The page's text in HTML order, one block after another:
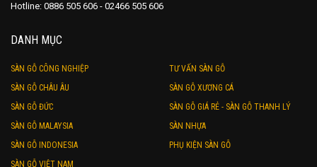
Hotline: 0886 505 606 - 02466 505 606
DANH MỤC
SÀN GỖ CÔNG NGHIỆP
SÀN GỖ CHÂU ÂU
SÀN GỖ ĐỨC
SÀN GỖ MALAYSIA
SÀN GỖ INDONESIA
SÀN GỖ VIỆT NAM
TƯ VẤN SÀN GỖ
SÀN GỖ XƯƠNG CÁ
SÀN GỖ GIÁ RẺ - SÀN GỖ THANH LÝ
SÀN NHỰA
PHỤ KIỆN SÀN GỖ